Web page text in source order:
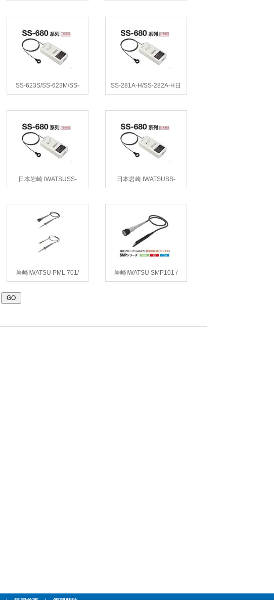
540/SS-550交直流探头
520/SS-521 交直流探头
SS-623S/SS-623M/SS-
624S岩崎IWATSU SS-620
SS-281A-H/SS-282A-H日
本岩崎SS-280A-H系列罗氏
日本岩崎 IWATSUSS-
688/SS-689电流探头
日本岩崎 IWATSUSS-
686/SS-687电流探头
岩崎IWATSU PML 701/
PML 701-RO 无源探头
岩崎IWATSU SMP101 /
SMP101-RO电压探头